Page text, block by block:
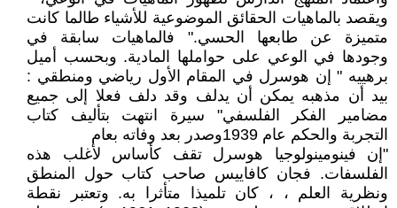
ويقصد بالماهيات الحقائق الموضوعية للأشياء طالما كانت
متميزة عن طابعها الحسي." فالماهيات سابقة في
وجودها في الوعي على حواملها المادية. وبحسب أميل
برهييه " إن هوسرل في المقام الأول رياضي ومنطقي :
بيد أن مذهبه يمكن أن يدلف وقد دلف فعلا إلى جميع
مضامير الفكر الفلسفي" سيرة انتهت بتأليف كتاب
التجربة والحكم عام 1939وصدر بعد وفاته بعام
"إن فينومينولوجيا هوسرل تقف كأساس لأغلب هذه
الفلسفات. فجان كافاييس صاحب كتاب حول المنطق
ونظرية العلم ، ، كان تلميذا متأثرا به. وتعتبر نقطة